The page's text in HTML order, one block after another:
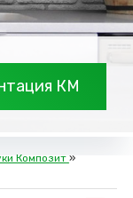
КМ
Композит »